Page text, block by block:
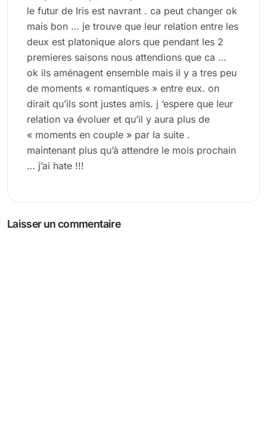
le futur de Iris est navrant . ca peut changer ok
mais bon … je trouve que leur relation entre les
deux est platonique alors que pendant les 2
premieres saisons nous attendions que ca …
ok ils aménagent ensemble mais il y a tres peu
de moments « romantiques » entre eux. on
dirait qu’ils sont justes amis. j ‘espere que leur
relation va évoluer et qu’il y aura plus de
« moments en couple » par la suite .
maintenant plus qu’à attendre le mois prochain
… j’ai hate !!!
Laisser un commentaire